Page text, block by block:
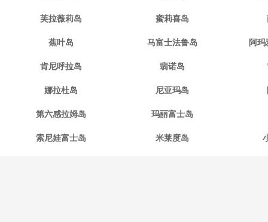
芙拉薇莉岛 蜜莉喜岛
蕉叶岛 马富士法鲁岛 阿
肯尼呼拉岛 翡诺岛
娜拉杜岛 尼亚玛岛
第六感拉姆岛 玛丽富士岛
索尼娃富士岛 米莱度岛